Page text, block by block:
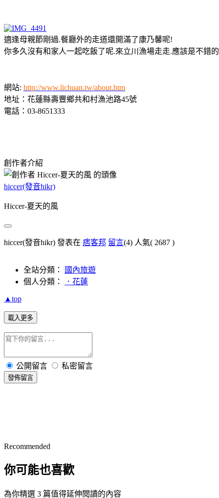
適逢母親節剛過.餐廳外的走道還開滿了康乃馨呢!
你多久沒有和家人一起吃飯了呢.來立川漁場走走.應該是不錯
網站: http://www.lichuan.tw/about.htm
地址：花蓮縣壽豐鄉共和村漁池路45號
電話：03-8651333
創作者介紹
hiccer(發音hikr)
Hiccer-夏天的風
hiccer(發音hikr) 發表在 痞客邦 留言(4) 人氣( 2687 )
全站分類：
國內旅遊
個人分類：
．花蓮
▲top
載入更多
公開留言 私密留言
發佈留言
Recommended
你可能也喜歡
為你精選 3 篇值得延伸閱讀的內容